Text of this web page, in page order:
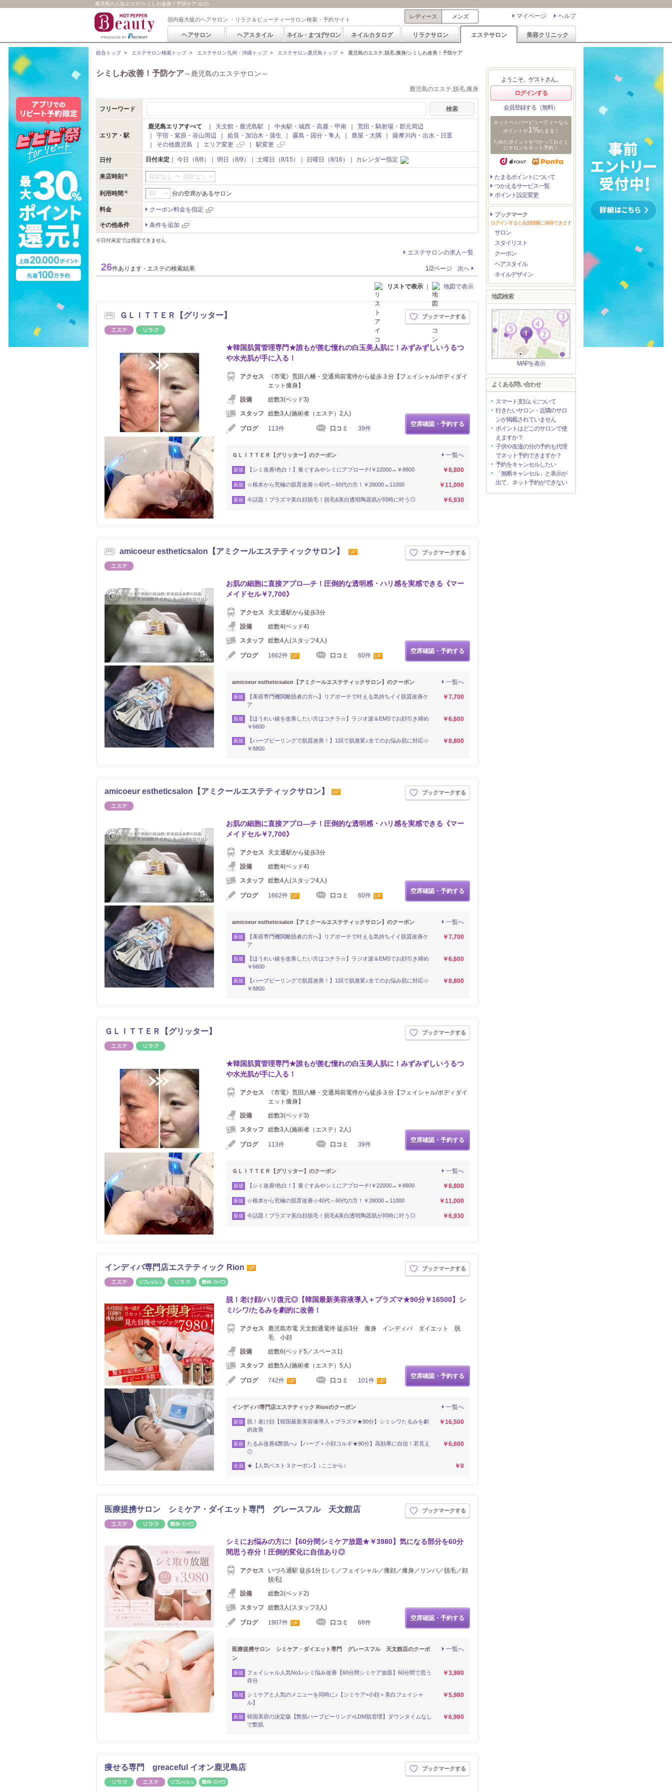
鹿児島の人気エステ/シミしわ改善！予防ケア (1/2)
国内最大級のヘアサロン ・リラク＆ビューティーサロン検索・予約サイト ヘルプ
マイページ
レディース メンズ
ヘアサロン ヘアスタイル ネイル・まつげサロン ネイルカタログ リラクサロン エステサロン 美容クリニック
総合トップ> エステサロン検索トップ> エステサロン九州・沖縄トップ> エステサロン鹿児島トップ> 鹿児島のエステ,脱毛,痩身/シミしわ改善！予防ケア
シミしわ改善！予防ケア～鹿児島のエステサロン～
鹿児島のエステ,脱毛,痩身
フリーワード
エリア・駅
鹿児島エリアすべて 天文館・鹿児島駅 中央駅・城西・高麗・甲南
荒田・騎射場・郡元周辺
宇宿・紫原・谷山周辺 姶良・加治木・蒲生 霧島・国分・隼人 鹿屋・大隅
薩摩川内・出水・日置
その他鹿児島 エリア変更 駅変更
日付 日付未定 今日（8/8） 明日（8/9） 土曜日（8/15） 日曜日（8/16） カレンダー指定
来店時刻 指定なし 〜 指定なし
利用時間 分の空席があるサロン
料金 クーポン料金を指定
その他条件 条件を追加
※日付未定では指定できません
エステサロンの求人一覧
26件あります - エステの検索結果 1/2ページ 次へ
リストで表示 ｜ 地図で表示
ＧＬＩＴＴＥＲ【グリッター】
エステ
ブックマークする
★韓国肌質管理専門★誰もが羨む憧れの白玉美人肌に！みずみずしいうるつ
や水光肌が手に入る！
アクセス
《市電》荒田八幡・交通局前電停から徒歩３分【フェイシャル/ボディダイ
エット痩身】
設備
総数3(ベッド3)
スタッフ
総数3人(施術者（エステ）2人)
ブログ 113件 口コミ 39件
空席確認・予約する
一覧へ
ＧＬＩＴＴＥＲ【グリッター】のクーポン
新規 【シミ改善!色白！】黄ぐすみやシミにアプローチ!￥22000→￥8800 ￥8,800
新規 ☆根本から究極の肌育改善☆40代～60代の方！￥28000→11000 ￥11,000
新規 今話題！プラズマ美白顔脱毛！脱毛&美白透明陶器肌が同時に叶う◎ ￥6,930
amicoeur estheticsalon【アミクールエステティックサロン】 UP ブックマークする
お肌の細胞に直接アプロ―チ！圧倒的な透明感・ハリ感を実感できる《マー
メイドセル￥7,700》
アクセス
天文通駅から徒歩3分
設備
総数4(ベッド4)
スタッフ
総数4人(スタッフ4人)
ブログ 1662件 UP 口コミ 60件 UP
空席確認・予約する
一覧へ
amicoeur estheticsalon【アミクールエステティックサロン】のクーポン
新規
【美容専門機関離脱者の方へ】リアボーテで叶える気持ちイイ肌質改善ケ
ア
￥7,700
新規
【ほうれい線を改善したい方はコチラ☆】ラジオ波＆EMSでお顔引き締め
￥6600
￥6,600
新規
【ハーブピーリングで肌質改善！】1回で肌激変♪全てのお悩み肌に対応☆
￥8800
￥8,800
amicoeur estheticsalon【アミクールエステティックサロン】 UP ブックマークする
お肌の細胞に直接アプロ―チ！圧倒的な透明感・ハリ感を実感できる《マー
メイドセル￥7,700》
アクセス
天文通駅から徒歩3分
設備
総数4(ベッド4)
スタッフ
総数4人(スタッフ4人)
ブログ 1662件 UP 口コミ 60件 UP
空席確認・予約する
一覧へ
amicoeur estheticsalon【アミクールエステティックサロン】のクーポン
新規
【美容専門機関離脱者の方へ】リアボーテで叶える気持ちイイ肌質改善ケ
ア
￥7,700
新規
【ほうれい線を改善したい方はコチラ☆】ラジオ波＆EMSでお顔引き締め
￥6600
￥6,600
新規
【ハーブピーリングで肌質改善！】1回で肌激変♪全てのお悩み肌に対応☆
￥8800
￥8,800
ＧＬＩＴＴＥＲ【グリッター】
エステ
ブックマークする
★韓国肌質管理専門★誰もが羨む憧れの白玉美人肌に！みずみずしいうるつ
や水光肌が手に入る！
アクセス
《市電》荒田八幡・交通局前電停から徒歩３分【フェイシャル/ボディダイ
エット痩身】
設備
総数3(ベッド3)
スタッフ
総数3人(施術者（エステ）2人)
ブログ 113件 口コミ 39件
空席確認・予約する
一覧へ
ＧＬＩＴＴＥＲ【グリッター】のクーポン
新規 【シミ改善!色白！】黄ぐすみやシミにアプローチ!￥22000→￥8800 ￥8,800
新規 ☆根本から究極の肌育改善☆40代～60代の方！￥28000→11000 ￥11,000
新規 今話題！プラズマ美白顔脱毛！脱毛&美白透明陶器肌が同時に叶う◎ ￥6,930
インディバ専門店エステティック Rion UP
エステ リフレッシュリラク
ブックマークする
脱！老け顔/ハリ復元◎【韓国最新美容液導入＋プラズマ★90分￥16500】シ
ミ/シワ/たるみを劇的に改善！
アクセス
鹿児島市電 天文館通電停 徒歩3分 痩身 インディバ ダイエット 脱
毛 小顔
設備
総数6(ベッド5／スペース1)
スタッフ
総数5人(施術者（エステ）5人)
ブログ 742件 UP 口コミ 101件 UP
空席確認・予約する
一覧へ
インディバ専門店エステティック Rionのクーポン
新規
脱！老け顔【韓国最新美容液導入＋プラズマ★90分】シミシワたるみを劇
的改善
￥16,500
新規
たるみ改善&艶肌へ♪【ハーブ＋小顔コルギ★90分】高効果に自信！若見え
◎
￥6,600
全員 ★【人気ベスト３クーポン】↓ここから↓ ￥0
医療提携サロン シミケア・ダイエット専門 グレースフル 天文館店
エステ リラク
ブックマークする
シミにお悩みの方に!【60分間シミケア放題★￥3980】気になる部分を60分
間思う存分！圧倒的変化に自信あり◎
アクセス
いづろ通駅 徒歩1分 [シミ／フェイシャル／痩顔／痩身／リンパ／脱毛／顔
脱毛]
設備
総数2(ベッド2)
スタッフ
総数3人(スタッフ3人)
ブログ 1907件 UP 口コミ 66件
空席確認・予約する
一覧へ
医療提携サロン シミケア・ダイエット専門 グレースフル 天文館店のクーポ
ン
新規
フェイシャル人気No1♪シミ悩み改善【60分間シミケア放題】60分間で思う
存分
￥3,980
新規
シミケアと人気のメニューを同時に♪【シミケア+小顔＋美白フェイシャ
ル】
￥5,980
新規
韓国美容の決定版【艶肌ハーブピーリング+LDM肌管理】ダウンタイムなし
で艶肌
￥6,980
痩せる専門 greaceful イオン鹿児島店
リラク エステ リフレッシュ
ブックマークする
ようこそ、ゲストさん。
ログインする
会員登録する（無料）
ホットペッパービューティーなら
ポイントが1%たまる！
ためたポイントをつかっておとく
にサロンをネット予約！
たまるポイントについて
つかえるサービス一覧
ポイント設定変更
ブックマーク
ログインすると会員情報に保存できます
サロン
スタイリスト
クーポン
ヘアスタイル
ネイルデザイン
地図検索
MAPを表示
よくある問い合わせ
スマート支払いについて
行きたいサロン・近隣のサロ
ンが掲載されていません
ポイントはどこのサロンで使
えますか？
子供や友達の分の予約も代理
でネット予約できますか？
予約をキャンセルしたい
「無断キャンセル」と表示が
出て、ネット予約ができない